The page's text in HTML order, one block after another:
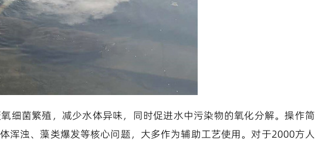
细菌繁殖，减少水体异味，同时促进水中污染物的氧化分解。操作简
浑浊、藻类爆发等核心问题，大多作为辅助工艺使用。对于2000方人